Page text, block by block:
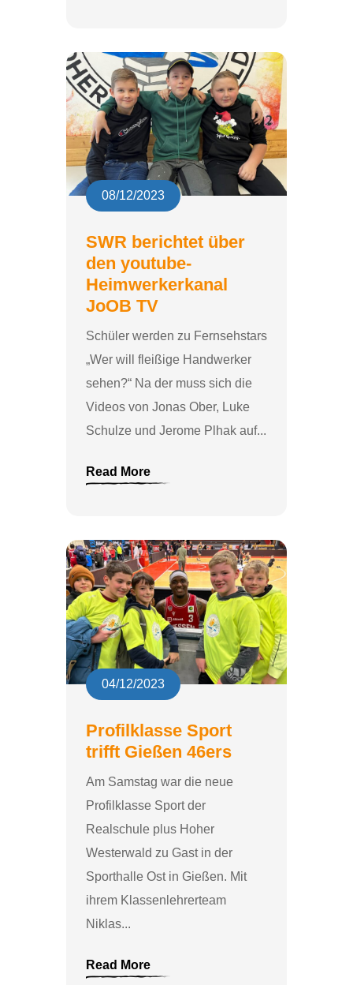
08/12/2023
SWR berichtet über
den youtube-
Heimwerkerkanal
JoOB TV
Schüler werden zu Fernsehstars
„Wer will fleißige Handwerker
sehen?“ Na der muss sich die
Videos von Jonas Ober, Luke
Schulze und Jerome Plhak auf...
Read More
04/12/2023
Profilklasse Sport
trifft Gießen 46ers
Am Samstag war die neue
Profilklasse Sport der
Realschule plus Hoher
Westerwald zu Gast in der
Sporthalle Ost in Gießen. Mit
ihrem Klassenlehrerteam
Niklas...
Read More